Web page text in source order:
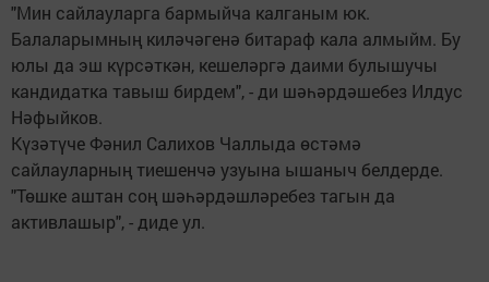
"Мин сайлауларга бармыйча калганым юк.
Балаларымның киләчәгенә битараф кала алмыйм. Бу
юлы да эш күрсәткән, кешеләргә даими булышучы
кандидатка тавыш бирдем", - ди шәһәрдәшебез Илдус
Нәфыйков.
Күзәтүче Фәнил Салихов Чаллыда өстәмә
сайлауларның тиешенчә узуына ышаныч белдерде.
"Төшке аштан соң шәһәрдәшләребез тагын да
активлашыр", - диде ул.